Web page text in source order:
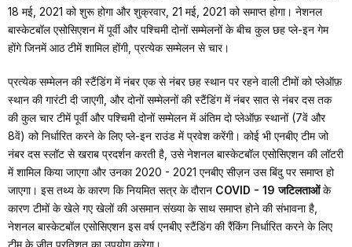
18 मई, 2021 को शुरू होगा और शुक्रवार, 21 मई, 2021 को समाप्त होगा। नेशनल
बास्केटबॉल एसोसिएशन में पूर्वी और पश्चिमी दोनों सम्मेलनों के बीच कुल छह प्ले-इन गेम
होंगे जिनमें आठ टीमें शामिल होंगी, प्रत्येक सम्मेलन से चार।
प्रत्येक सम्मेलन की स्टैंडिंग में नंबर एक से नंबर छह स्थान पर रहने वाली टीमों को प्लेऑफ़
स्थान की गारंटी दी जाएगी, और दोनों सम्मेलनों की स्टैंडिंग में नंबर सात से नंबर दस तक
की कुल चार टीमें पूर्वी और पश्चिमी दोनों सम्मेलन में अंतिम दो प्लेऑफ़ स्थानों (7वें और
8वें) को निर्धारित करने के लिए प्ले-इन राउंड में प्रवेश करेंगी। कोई भी एनबीए टीम जो
नंबर दस स्लॉट से खराब प्रदर्शन करती है, उसे नेशनल बास्केटबॉल एसोसिएशन की लॉटरी
में शामिल किया जाएगा और उनका 2020 - 2021 एनबीए सीज़न उस बिंदु पर समाप्त हो
जाएगा। इस तथ्य के कारण कि नियमित सत्र के दौरान COVID - 19 जटिलताओंके
कारण टीमों के खेले गए खेलों की असमान संख्या के साथ समाप्त होने की संभावना है,
नेशनल बास्केटबॉल एसोसिएशन इस वर्ष एनबीए स्टैंडिंग की रैंकिंग निर्धारित करने के लिए
टीम के जीत प्रतिशत का उपयोग करेगा।